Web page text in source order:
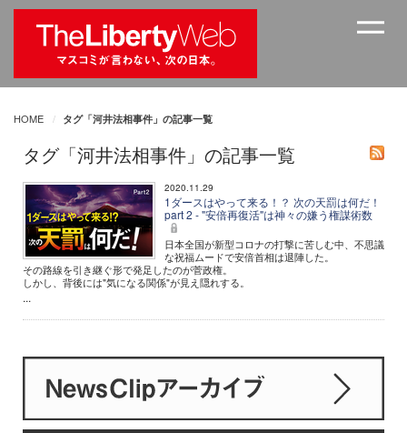
HOME タグ「河井法相事件」の記事一覧
タグ「河井法相事件」の記事一覧
2020.11.29
1ダースはやって来る！？ 次の天罰は何だ！
part 2 - "安倍再復活"は神々の嫌う権謀術数
日本全国が新型コロナの打撃に苦しむ中、不思議
な祝福ムードで安倍首相は退陣した。
その路線を引き継ぐ形で発足したのが菅政権。
しかし、背後には"気になる関係"が見え隠れする。
...